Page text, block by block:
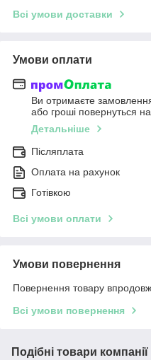
Всі умови доставки
Умови оплати
Ви отримаєте
або гроші повернуться
Детальніше
Післяплата
Оплата на рахунок
Готівкою
Всі умови оплати
Умови повернення
Повернення товару
Всі умови повернення
Подібні товари компанії